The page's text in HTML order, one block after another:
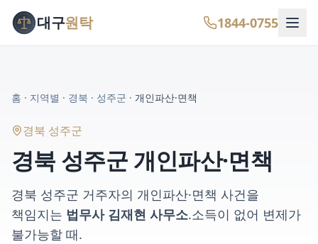
대구원탁 1844-0755
홈 · 지역별 · 경북 · 성주군 · 개인파산·면책
경북 성주군
경북 성주군 개인파산·면책
경북 성주군 거주자의 개인파산·면책 사건을
책임지는 법무사 김재현 사무소.소득이 없어 변제가
불가능할 때.